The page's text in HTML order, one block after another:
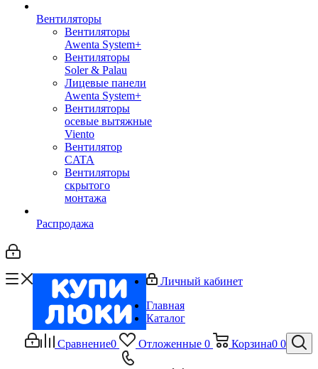
Вентиляторы
Вентиляторы
Awenta System+
Вентиляторы
Soler & Palau
Лицевые панели
Awenta System+
Вентиляторы
осевые вытяжные
Viento
Вентилятор
CATA
Вентиляторы
скрытого
монтажа
Распродажа
Сравнение0 Отложенные 0 Корзина0 0
Личный кабинет
Главная
Каталог